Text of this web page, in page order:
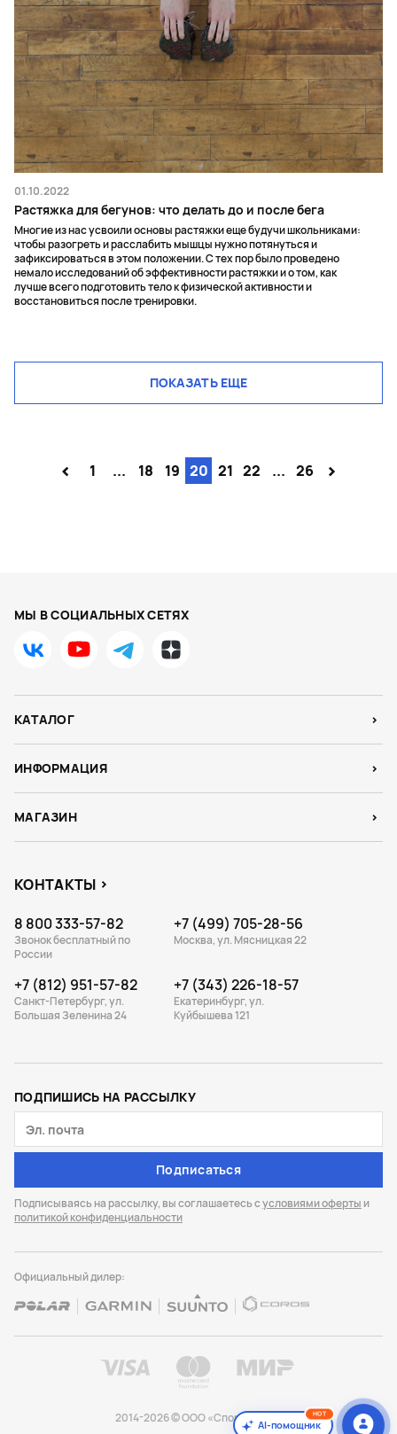
01.10.2022
Растяжка для бегунов: что делать до и после бега
Многие из нас усвоили основы растяжки еще будучи школьниками:
чтобы разогреть и расслабить мышцы нужно потянуться и
зафиксироваться в этом положении. С тех пор было проведено
немало исследований об эффективности растяжки и о том, как
лучше всего подготовить тело к физической активности и
восстановиться после тренировки.
ПОКАЗАТЬ ЕЩЕ
< 1 ... 18 19 20 21 22 ... 26 >
МЫ В СОЦИАЛЬНЫХ СЕТЯХ
КАТАЛОГ
ИНФОРМАЦИЯ
МАГАЗИН
КОНТАКТЫ
8 800 333-57-82
Звонок бесплатный по
России
+7 (499) 705-28-56
Москва, ул. Мясницкая 22
+7 (812) 951-57-82
Санкт-Петербург, ул.
Большая Зеленина 24
+7 (343) 226-18-57
Екатеринбург, ул.
Куйбышева 121
ПОДПИШИСЬ НА РАССЫЛКУ
Подписаться
Подписываясь на рассылку, вы соглашаетесь сусловиями оферты и
политикой конфиденциальности
Официальный дилер:
2014-2026 © ООО «Спорт Лайф»AI-помощник
HOT